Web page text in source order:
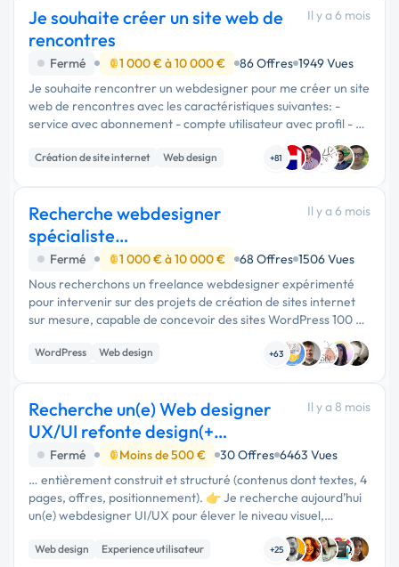
Je souhaite créer un site web de
rencontres
Il y a 6 mois
Fermé 1 000 € à 10 000 € 86 Offres 1949 Vues
Je souhaite rencontrer un webdesigner pour me créer un site
web de rencontres avec les caractéristiques suivantes: -
service avec abonnement - compte utilisateur avec profil - 2
niveaux d'abonnements - droits d'accès différents selon …
Création de site internet Web design +81
Recherche webdesigner
spécialiste
wordpress/elementor pour des
projets
Il y a 6 mois
Fermé 1 000 € à 10 000 € 68 Offres 1506 Vues
Nous recherchons un freelance webdesigner expérimenté
pour intervenir sur des projets de création de sites internet
sur mesure, capable de concevoir des sites WordPress 100 %
sur mesure, sans utilisation de template. Il devra maîtriser …
WordPress
Web design
+63
Recherche un(e) Web designer
UX/UI refonte design(+
responsive design)
Il y a 8 mois
Fermé Moins de 500 € 30 Offres 6463 Vues
… entièrement construit et structuré (contenus dont textes, 4
pages, offres, positionnement). 👉 Je recherche aujourd’hui
un(e) webdesigner UI/UX pour élever le niveau visuel,
l’expérience utilisateur et la cohérence globale, sans repartir
de …
Web design Experience utilisateur +25